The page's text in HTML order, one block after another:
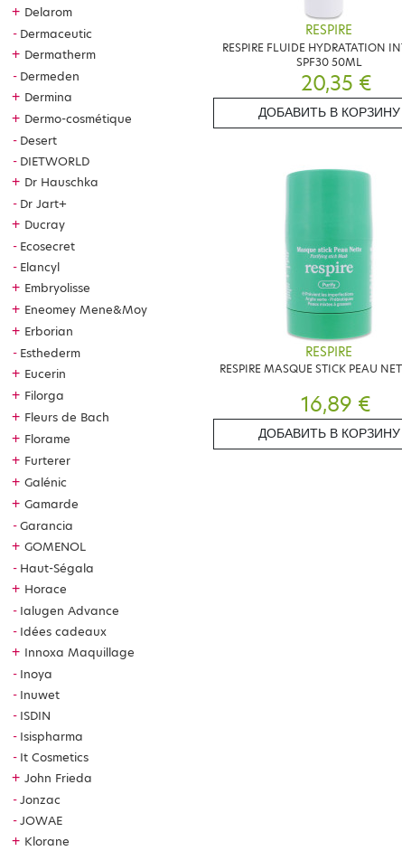
+ Delarom
Dermaceutic
+ Dermatherm
Dermeden
+ Dermina
+ Dermo-cosmétique
Desert
DIETWORLD
+ Dr Hauschka
Dr Jart+
+ Ducray
Ecosecret
Elancyl
+ Embryolisse
+ Eneomey Mene&Moy
+ Erborian
Esthederm
+ Eucerin
+ Filorga
+ Fleurs de Bach
+ Florame
+ Furterer
+ Galénic
+ Gamarde
Garancia
+ GOMENOL
Haut-Ségala
+ Horace
Ialugen Advance
Idées cadeaux
+ Innoxa Maquillage
Inoya
Inuwet
ISDIN
Isispharma
It Cosmetics
+ John Frieda
Jonzac
JOWAE
+ Klorane
RESPIRE
RESPIRE FLUIDE HYDRATATION
SPF30 50ML
20,35 €
ДОБАВИТЬ В КОРЗИНУ
RESPIRE
RESPIRE MASQUE STICK PEAU
16,89 €
ДОБАВИТЬ В КОРЗИНУ